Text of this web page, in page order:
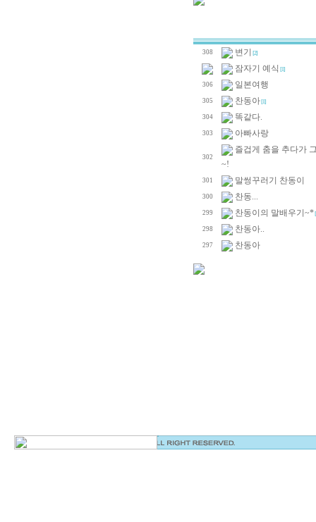
308 변기 [2]
잠자기 예식 [1]
306 일본여행
305 찬동아 [1]
304 똑같다.
303 아빠사랑
302
즐겁게 춤을 추다가
~!
301 말썽꾸러기 찬동이
300 찬동...
299 찬동이의 말배우기~*
298 찬동아..
297 찬동아